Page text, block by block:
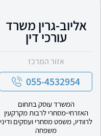
אליוב-גרין משרד
עורכי דין
אזור המרכז
055-4532954
המשרד עוסק בתחום
האזרחי-מסחרי לרבות מקרקעין
לרוודיו, משפט מסחרי ועסקים ודיני
משפחה